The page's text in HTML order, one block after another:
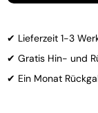
✔ Lieferzeit 1-3
✔ Gratis Hin- und
✔ Ein Monat